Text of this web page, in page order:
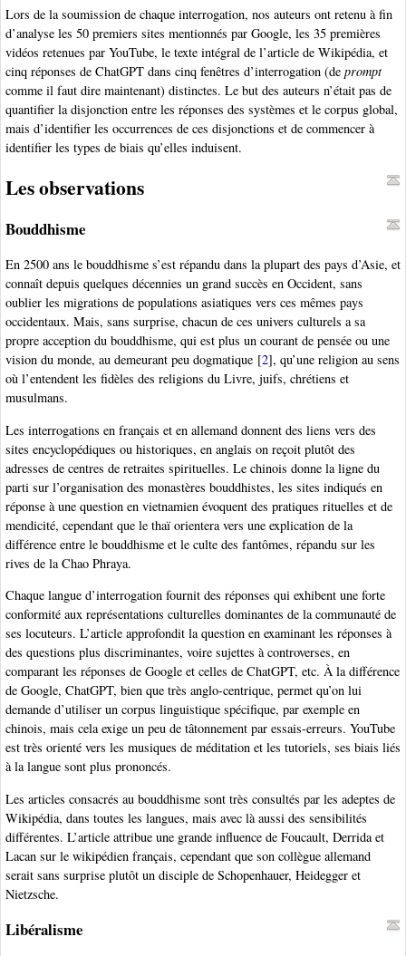
Lors de la soumission de chaque interrogation, nos auteurs ont retenu à fin
d’analyse les 50 premiers sites mentionnés par Google, les 35 premières
vidéos retenues par YouTube, le texte intégral de l’article de Wikipédia, et
cinq réponses de ChatGPT dans cinq fenêtres d’interrogation (de prompt
comme il faut dire maintenant) distinctes. Le but des auteurs n’était pas de
quantifier la disjonction entre les réponses des systèmes et le corpus global,
mais d’identifier les occurrences de ces disjonctions et de commencer à
identifier les types de biais qu’elles induisent.
Les observations
Bouddhisme
En 2500 ans le bouddhisme s’est répandu dans la plupart des pays d’Asie, et
connaît depuis quelques décennies un grand succès en Occident, sans
oublier les migrations de populations asiatiques vers ces mêmes pays
occidentaux. Mais, sans surprise, chacun de ces univers culturels a sa
propre acception du bouddhisme, qui est plus un courant de pensée ou une
vision du monde, au demeurant peu dogmatique [2], qu’une religion au sens
où l’entendent les fidèles des religions du Livre, juifs, chrétiens et
musulmans.
Les interrogations en français et en allemand donnent des liens vers des
sites encyclopédiques ou historiques, en anglais on reçoit plutôt des
adresses de centres de retraites spirituelles. Le chinois donne la ligne du
parti sur l’organisation des monastères bouddhistes, les sites indiqués en
réponse à une question en vietnamien évoquent des pratiques rituelles et de
mendicité, cependant que le thaï orientera vers une explication de la
différence entre le bouddhisme et le culte des fantômes, répandu sur les
rives de la Chao Phraya.
Chaque langue d’interrogation fournit des réponses qui exhibent une forte
conformité aux représentations culturelles dominantes de la communauté de
ses locuteurs. L’article approfondit la question en examinant les réponses à
des questions plus discriminantes, voire sujettes à controverses, en
comparant les réponses de Google et celles de ChatGPT, etc. À la différence
de Google, ChatGPT, bien que très anglo-centrique, permet qu’on lui
demande d’utiliser un corpus linguistique spécifique, par exemple en
chinois, mais cela exige un peu de tâtonnement par essais-erreurs. YouTube
est très orienté vers les musiques de méditation et les tutoriels, ses biais liés
à la langue sont plus prononcés.
Les articles consacrés au bouddhisme sont très consultés par les adeptes de
Wikipédia, dans toutes les langues, mais avec là aussi des sensibilités
différentes. L’article attribue une grande influence de Foucault, Derrida et
Lacan sur le wikipédien français, cependant que son collègue allemand
serait sans surprise plutôt un disciple de Schopenhauer, Heidegger et
Nietzsche.
Libéralisme